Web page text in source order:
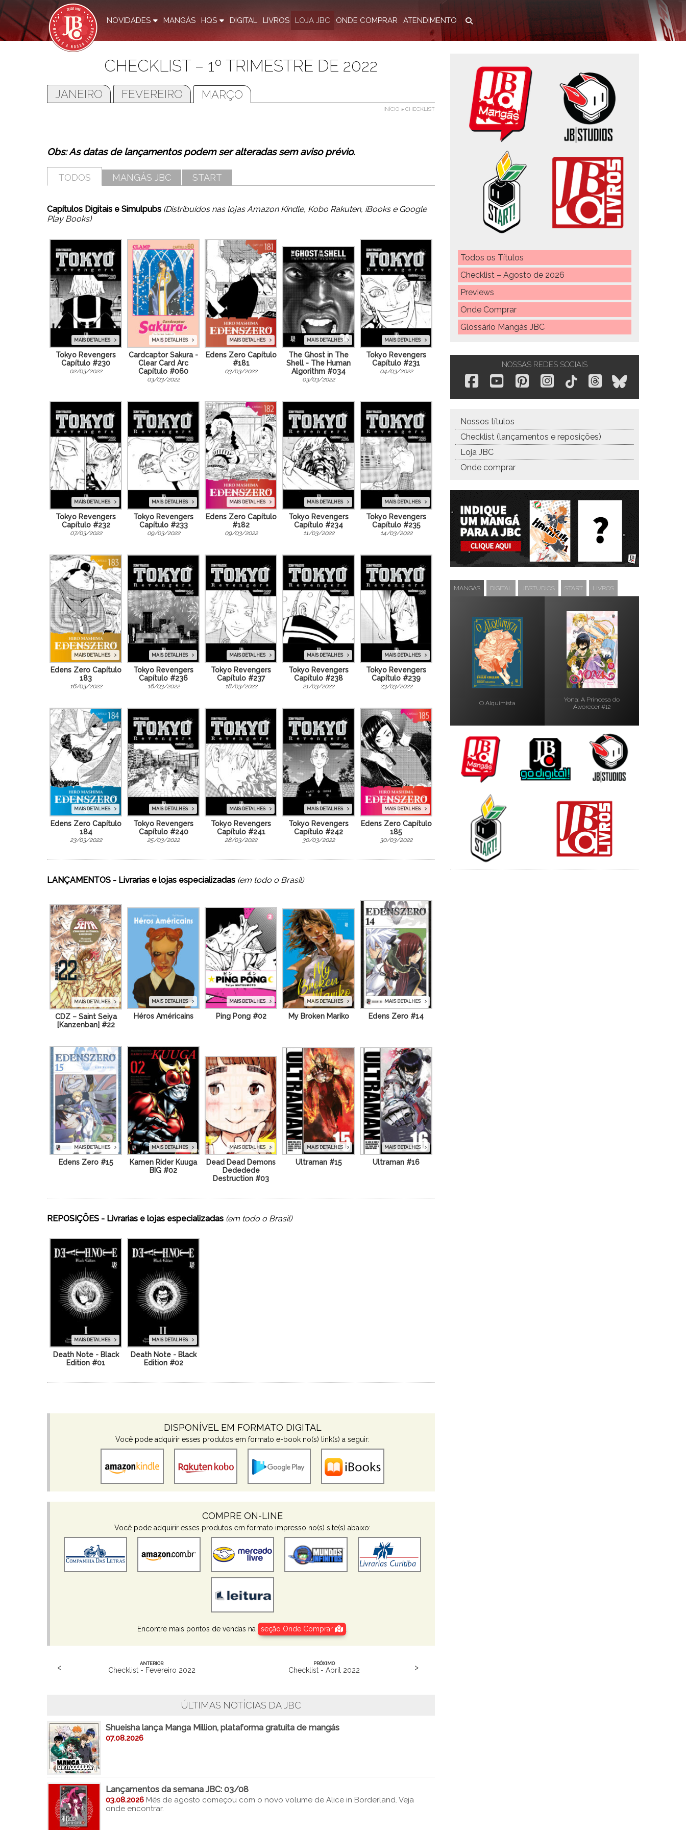
NOVIDADES MANGÁS HQS DIGITAL LIVROS LOJA JBC ONDE COMPRAR ATENDIMENTO
CHECKLIST – 1º TRIMESTRE DE 2022
JANEIRO FEVEREIRO MARÇO
INÍCIO » CHECKLIST
Obs: As datas de lançamentos podem ser alteradas sem aviso prévio.
TODOS MANGÁS JBC START
Capítulos Digitais e Simulpubs (Distribuídos nas lojas Amazon Kindle, Kobo Rakuten, iBooks e Google
Play Books)
MAIS DETALHES
Tokyo Revengers
Capítulo #230
02/03/2022
MAIS DETALHES
Cardcaptor Sakura -
Clear Card Arc
Capítulo #060
03/03/2022
MAIS DETALHES
Edens Zero Capítulo
#181
03/03/2022
MAIS DETALHES
The Ghost in The
Shell - The Human
Algorithm #034
03/03/2022
MAIS DETALHES
Tokyo Revengers
Capítulo #231
04/03/2022
MAIS DETALHES
Tokyo Revengers
Capítulo #232
07/03/2022
MAIS DETALHES
Tokyo Revengers
Capítulo #233
09/03/2022
MAIS DETALHES
Edens Zero Capítulo
#182
09/03/2022
MAIS DETALHES
Tokyo Revengers
Capítulo #234
11/03/2022
MAIS DETALHES
Tokyo Revengers
Capítulo #235
14/03/2022
MAIS DETALHES
Edens Zero Capítulo
183
16/03/2022
MAIS DETALHES
Tokyo Revengers
Capítulo #236
16/03/2022
MAIS DETALHES
Tokyo Revengers
Capítulo #237
18/03/2022
MAIS DETALHES
Tokyo Revengers
Capítulo #238
21/03/2022
MAIS DETALHES
Tokyo Revengers
Capítulo #239
23/03/2022
MAIS DETALHES
Edens Zero Capítulo
184
23/03/2022
MAIS DETALHES
Tokyo Revengers
Capítulo #240
25/03/2022
MAIS DETALHES
Tokyo Revengers
Capítulo #241
28/03/2022
MAIS DETALHES
Tokyo Revengers
Capítulo #242
30/03/2022
MAIS DETALHES
Edens Zero Capítulo
185
30/03/2022
LANÇAMENTOS - Livrarias e lojas especializadas (em todo o Brasil)
MAIS DETALHES
CDZ – Saint Seiya
[Kanzenban] #22
MAIS DETALHES
Héros Américains
MAIS DETALHES
Ping Pong #02
MAIS DETALHES
My Broken Mariko
MAIS DETALHES
Edens Zero #14
MAIS DETALHES
Edens Zero #15
MAIS DETALHES
Kamen Rider Kuuga
BIG #02
MAIS DETALHES
Dead Dead Demons
Dededede
Destruction #03
MAIS DETALHES
Ultraman #15
MAIS DETALHES
Ultraman #16
REPOSIÇÕES - Livrarias e lojas especializadas (em todo o Brasil)
MAIS DETALHES
Death Note - Black
Edition #01
MAIS DETALHES
Death Note - Black
Edition #02
DISPONÍVEL EM FORMATO DIGITAL
Você pode adquirir esses produtos em formato e-book no(s) link(s) a seguir:
COMPRE ON-LINE
Você pode adquirir esses produtos em formato impresso no(s) site(s) abaixo:
Encontre mais pontos de vendas na seção Onde Comprar
< ANTERIOR
Checklist - Fevereiro 2022
PRÓXIMO
Checklist - Abril 2022 >
ÚLTIMAS NOTÍCIAS DA JBC
Shueisha lança Manga Million, plataforma gratuita de mangás
07.08.2026
Lançamentos da semana JBC: 03/08
03.08.2026 Mês de agosto começou com o novo volume de Alice in Borderland. Veja
onde encontrar.
Todos os Títulos
Checklist – Agosto de 2026
Previews
Onde Comprar
Glossário Mangás JBC
NOSSAS REDES SOCIAIS
Nossos títulos
Checklist (lançamentos e reposições)
Loja JBC
Onde comprar
MANGÁS DIGITAL JBSTUDIOS START LIVROS
O Alquimista
Yona: A Princesa do
Alvorecer #12